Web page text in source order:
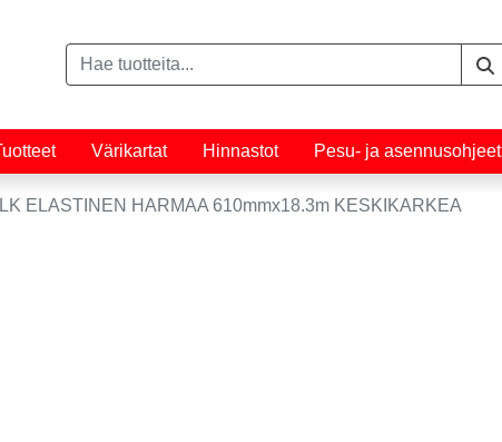
Värikartat Hinnastot Pesu- ja asennusohjeet
ELASTINEN HARMAA 610mmx18.3m KESKIKARKEA